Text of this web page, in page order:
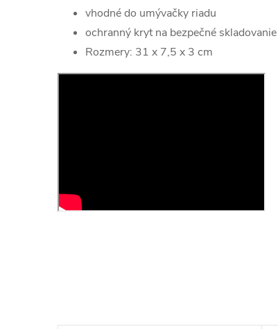
vhodné do umývačky riadu
ochranný kryt na bezpečné skladovanie
Rozmery: 31 x 7,5 x 3 cm